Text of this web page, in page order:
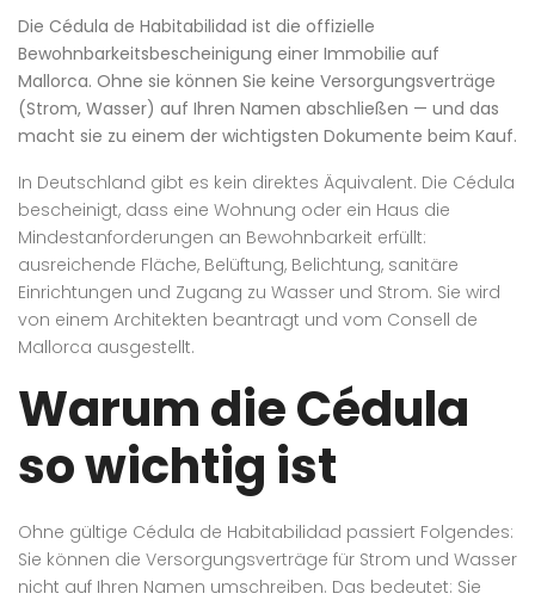
Die Cédula de Habitabilidad ist die offizielle
Bewohnbarkeitsbescheinigung einer Immobilie auf
Mallorca. Ohne sie können Sie keine Versorgungsverträge
(Strom, Wasser) auf Ihren Namen abschließen — und das
macht sie zu einem der wichtigsten Dokumente beim Kauf.
In Deutschland gibt es kein direktes Äquivalent. Die Cédula
bescheinigt, dass eine Wohnung oder ein Haus die
Mindestanforderungen an Bewohnbarkeit erfüllt:
ausreichende Fläche, Belüftung, Belichtung, sanitäre
Einrichtungen und Zugang zu Wasser und Strom. Sie wird
von einem Architekten beantragt und vom Consell de
Mallorca ausgestellt.
Warum die Cédula
so wichtig ist
Ohne gültige Cédula de Habitabilidad passiert Folgendes:
Sie können die Versorgungsverträge für Strom und Wasser
nicht auf Ihren Namen umschreiben. Das bedeutet: Sie